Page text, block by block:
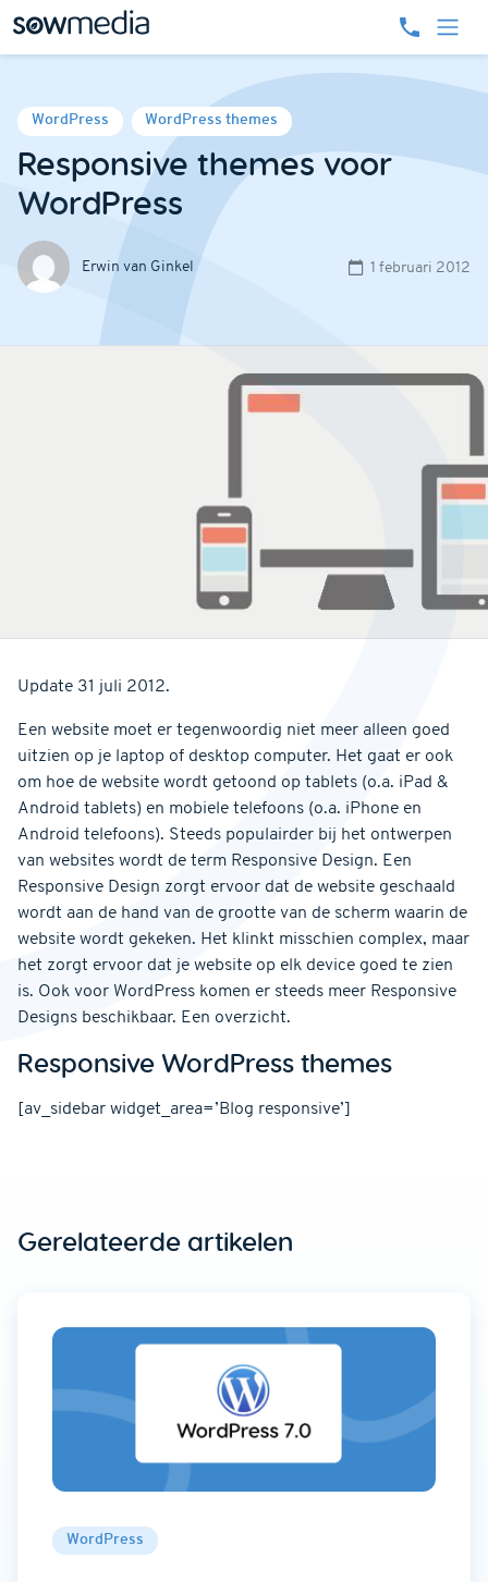
WordPress WordPress themes
Responsive themes voor
WordPress
Erwin van Ginkel 1 februari 2012
Update 31 juli 2012.
Een website moet er tegenwoordig niet meer alleen goed
uitzien op je laptop of desktop computer. Het gaat er ook
om hoe de website wordt getoond op tablets (o.a. iPad &
Android tablets) en mobiele telefoons (o.a. iPhone en
Android telefoons). Steeds populairder bij het ontwerpen
van websites wordt de term Responsive Design. Een
Responsive Design zorgt ervoor dat de website geschaald
wordt aan de hand van de grootte van de scherm waarin de
website wordt gekeken. Het klinkt misschien complex, maar
het zorgt ervoor dat je website op elk device goed te zien
is. Ook voor WordPress komen er steeds meer Responsive
Designs beschikbaar. Een overzicht.
Responsive WordPress themes
[av_sidebar widget_area=’Blog responsive’]
Gerelateerde artikelen
WordPress